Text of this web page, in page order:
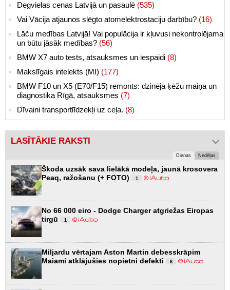
Degvielas cenas Latvijā un pasaulē (535)
Vai Vācija atjaunos slēgto atomelektrostaciju darbību? (16)
Lāču medības Latvijā! Vai populācija ir kļuvusi nekontrolējama
un būtu jāsāk medības? (56)
BMW X7 auto tests, atsauksmes un iespaidi (8)
Makslīgais intelekts (MI) (177)
BMW F10 un X5 (E70/F15) remonts: dzinēja ķēžu maiņa un
diagnostika Rīgā, atsauksmes (7)
Dīvaini transportlīdzekļi uz ceļa. (8)
LASĪTĀKIE RAKSTI
Dienas Nedēļas
Škoda uzsāk sava lielākā modeļa, jaunā krosovera
Peaq, ražošanu (+ FOTO)
1
No 66 000 eiro - Dodge Charger atgriežas Eiropas
tirgū
1
Miljardu vērtajam Aston Martin debesskrāpim
Maiami atklājušies nopietni defekti
6